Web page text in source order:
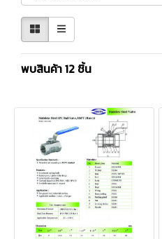
พบสินค้า 12 ชิ้น